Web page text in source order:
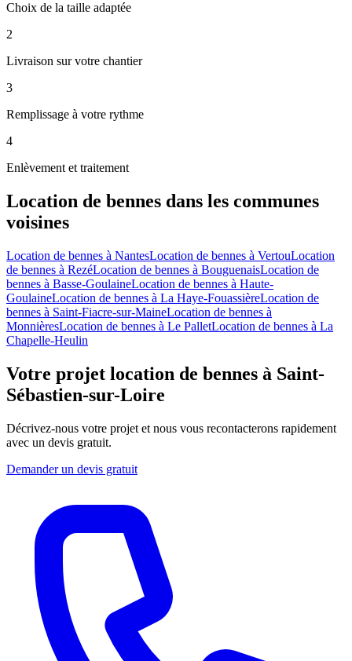
Choix de la taille adaptée
2
Livraison sur votre chantier
3
Remplissage à votre rythme
4
Enlèvement et traitement
Location de bennes dans les communes
voisines
Location de bennes à NantesLocation de bennes à VertouLocation
de bennes à RezéLocation de bennes à BouguenaisLocation de
bennes à Basse-GoulaineLocation de bennes à Haute-
GoulaineLocation de bennes à La Haye-FouassièreLocation de
bennes à Saint-Fiacre-sur-MaineLocation de bennes à
MonnièresLocation de bennes à Le PalletLocation de bennes à La
Chapelle-Heulin
Votre projet location de bennes à Saint-
Sébastien-sur-Loire
Décrivez-nous votre projet et nous vous recontacterons rapidement
avec un devis gratuit.
Demander un devis gratuit